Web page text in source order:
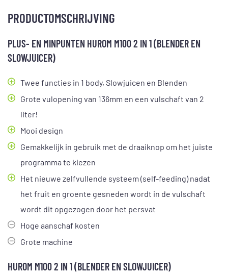
PRODUCTOMSCHRIJVING
PLUS- EN MINPUNTEN HUROM M100 2 IN 1 (BLENDER EN
SLOWJUICER)
Twee functies in 1 body, Slowjuicen en Blenden
Grote vulopening van 136mm en een vulschaft van 2
liter!
Mooi design
Gemakkelijk in gebruik met de draaiknop om het juiste
programma te kiezen
Het nieuwe zelfvullende systeem (self-feeding) nadat
het fruit en groente gesneden wordt in de vulschaft
wordt dit opgezogen door het persvat
Hoge aanschaf kosten
Grote machine
HUROM M100 2 IN 1 (BLENDER EN SLOWJUICER)